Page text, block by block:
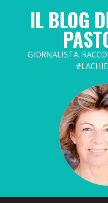
IL BLOG
GIORNALISTA.